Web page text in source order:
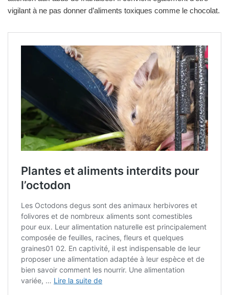
vigilant à ne pas donner d’aliments toxiques comme le chocolat.